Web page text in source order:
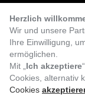
Vorkasse Rechnung
Herzlich
Wir und unsere
Ihre Einwilligung,
ermöglichen.
Mit „ Ich akzeptiere
Cookies, alternativ
Cookies